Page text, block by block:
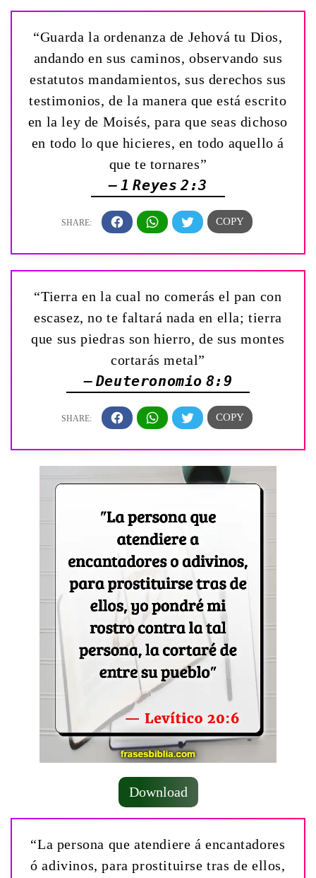
“Guarda la ordenanza de Jehová tu Dios,
andando en sus caminos, observando sus
estatutos mandamientos, sus derechos sus
testimonios, de la manera que está escrito
en la ley de Moisés, para que seas dichoso
en todo lo que hicieres, en todo aquello á
que te tornares”
— 1 Reyes 2:3
“Tierra en la cual no comerás el pan con
escasez, no te faltará nada en ella; tierra
que sus piedras son hierro, de sus montes
cortarás metal”
— Deuteronomio 8:9
Download
“La persona que atendiere á encantadores
ó adivinos, para prostituirse tras de ellos,